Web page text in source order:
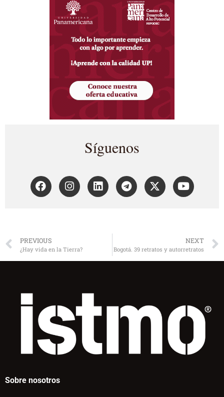
Síguenos
PREVIOUS
¿Hay vida en la Tierra?
NEXT
Bogotá. 39 retratos y autorretratos
Sobre nosotros